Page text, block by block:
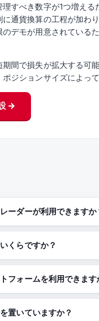
すべき数字が1つ増え
に通貨換算の工程が加わ
のデモが用意されている
期間で損失が拡大する可
ジションサイズによって
→
ーダーが利用できますか
くらですか？
フォームを利用できます
置いていますか？